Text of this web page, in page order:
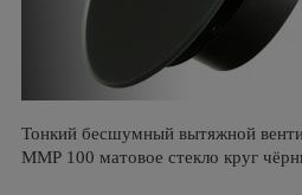
Тонкий бесшумный вытяжной
ММР 100 матовое стекло круг